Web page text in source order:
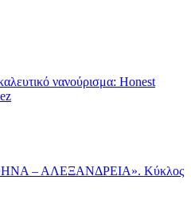
νανούρισμα: Honest
– ΑΛΕΞΑΝΔΡΕΙΑ». Κύκλος